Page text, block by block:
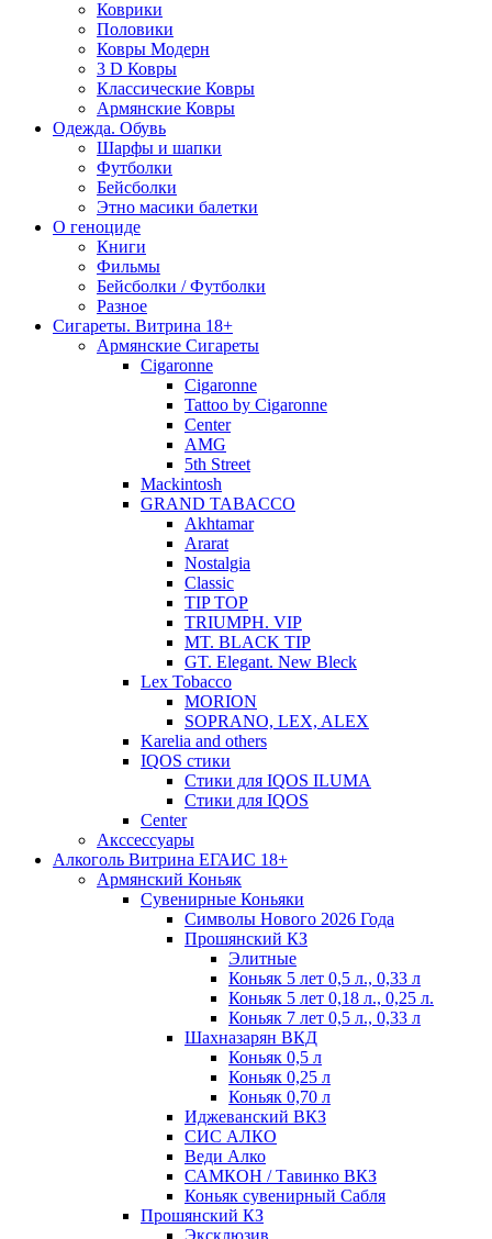
Коврики
Половики
Ковры Модерн
3 D Ковры
Классические Ковры
Армянские Ковры
Одежда. Обувь
Шарфы и шапки
Футболки
Бейсболки
Этно масики балетки
О геноциде
Книги
Фильмы
Бейсболки / Футболки
Разное
Сигареты. Витрина 18+
Армянские Сигареты
Cigaronne
Cigaronne
Tattoo by Cigaronne
Center
AMG
5th Street
Mackintosh
GRAND TABACCO
Akhtamar
Ararat
Nostalgia
Classic
TIP TOP
TRIUMPH. VIP
MT. BLACK TIP
GT. Elegant. New Bleck
Lex Tobacco
MORION
SOPRANO, LEX, ALEX
Karelia and others
IQOS стики
Стики для IQOS ILUMA
Стики для IQOS
Сenter
Акссессуары
Алкоголь Витрина ЕГАИС 18+
Армянский Коньяк
Сувенирные Коньяки
Символы Нового 2026 Года
Прошянский КЗ
Элитные
Коньяк 5 лет 0,5 л., 0,33 л
Коньяк 5 лет 0,18 л., 0,25 л.
Коньяк 7 лет 0,5 л., 0,33 л
Шахназарян ВКД
Коньяк 0,5 л
Коньяк 0,25 л
Коньяк 0,70 л
Иджеванский ВКЗ
СИС АЛКО
Веди Алко
САМКОН / Тавинко ВКЗ
Коньяк сувенирный Сабля
Прошянский КЗ
Эксклюзив